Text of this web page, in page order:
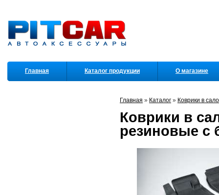
Главная » Каталог » Коврики в
Коврики в
резиновые с
Главная Каталог продукции О магазине